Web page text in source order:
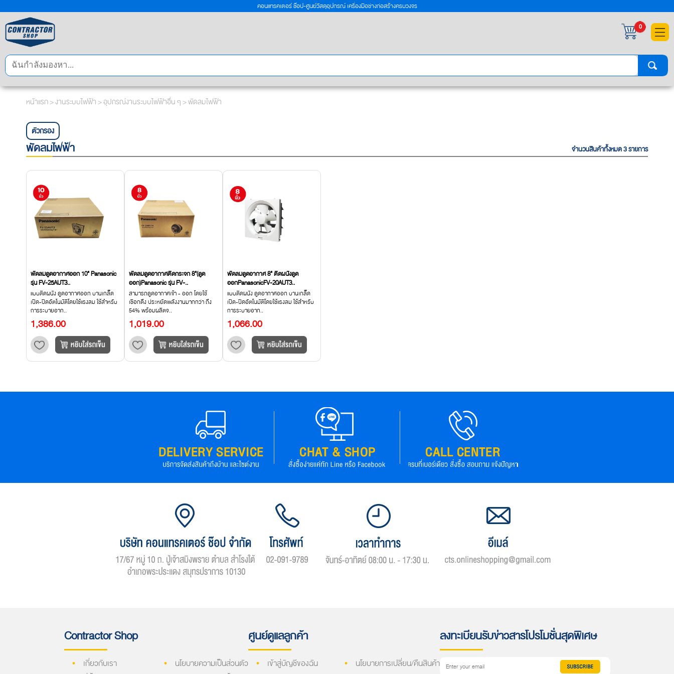
×
คอนแทรคเตอร์ ช๊อป-ศูนย์วัสดุอุปกรณ์ เครื่องมือช่างก่อสร้างครบวงจร
0
หน้าแรก>งานระบบไฟฟ้า>อุปกรณ์งานระบบไฟฟ้าอื่น ๆ> พัดลมไฟฟ้า
ตัวกรอง
พัดลมไฟฟ้า จำนวนสินค้าทั้งหมด 3 รายการ
พัดลมดูดอากาศออก 10" Panasonic
รุ่น FV-25AUT3..
แบบติดผนัง ดูดอากาศออก บานเกล็ด
เปิด-ปิดอัตโนมัติโดยใช้แรงลม ใช้สำหรับ
การระบายอาก..
1,386.00
พัดลมดูดอากาศติดกระจก 8"(ดูด
ออก)Panasonic รุ่น FV-..
สามารถดูดอากาศเข้า - ออก โดยใช้
เชือกดึง ประหยัดพลังงานมากกว่า ถึง
54% พร้อมผลิตจ..
1,019.00
พัดลมดูดอากาศ 8" ติดผนังดูด
ออกPanasonicFV-20AUT3..
แบบติดผนัง ดูดอากาศออก บานเกล็ด
เปิด-ปิดอัตโนมัติโดยใช้แรงลม ใช้สำหรับ
การระบายอาก..
1,066.00
Contractor Shop
เกี่ยวกับเรา
นโยบายความเป็นส่วนตัว
ศูนย์ดูแลลูกค้า
เข้าสู่บัญชีของฉัน
นโยบายการเปลี่ยน/คืนสินค้า
ลงทะเบียนรับข่าวสารโปรโมชั่นสุดพิเศษ